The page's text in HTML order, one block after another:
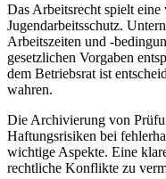
Das Arbeitsrecht spielt
Jugendarbeitsschutz.
Arbeitszeiten und -
gesetzlichen Vorgaben
dem Betriebsrat ist
wahren.
Die Archivierung von
Haftungsrisiken bei
wichtige Aspekte. Eine
rechtliche Konflikte zu